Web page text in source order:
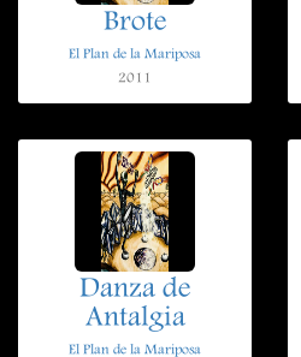
Brote
El Plan de la Mariposa
2011
Danza de
Antalgia
El Plan de la Mariposa